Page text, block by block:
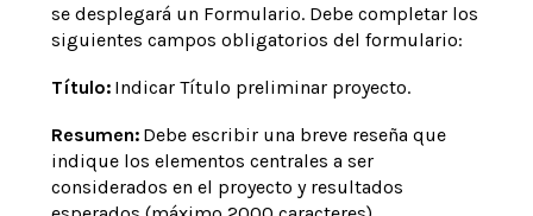
se desplegará un Formulario. Debe completar los
siguientes campos obligatorios del formulario:
Título: Indicar Título preliminar proyecto.
Resumen: Debe escribir una breve reseña que
indique los elementos centrales a ser
considerados en el proyecto y resultados